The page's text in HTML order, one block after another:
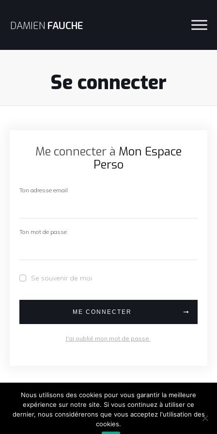
DAMIEN FAUCHE
Se connecter
Me connecter à Mon Espace
Perso
Ton adresse email
Ton mot de passe
Se souvenir de moi
ME CONNECTER
J'ai oublié mon mot de passe
Copyright2026Damien Fauche, tous droits
Politique de confidentialité
Nous utilisons des cookies pour vous garantir la meilleure
expérience sur notre site. Si vous continuez à utiliser ce
dernier, nous considérerons que vous acceptez l'utilisation des
cookies.